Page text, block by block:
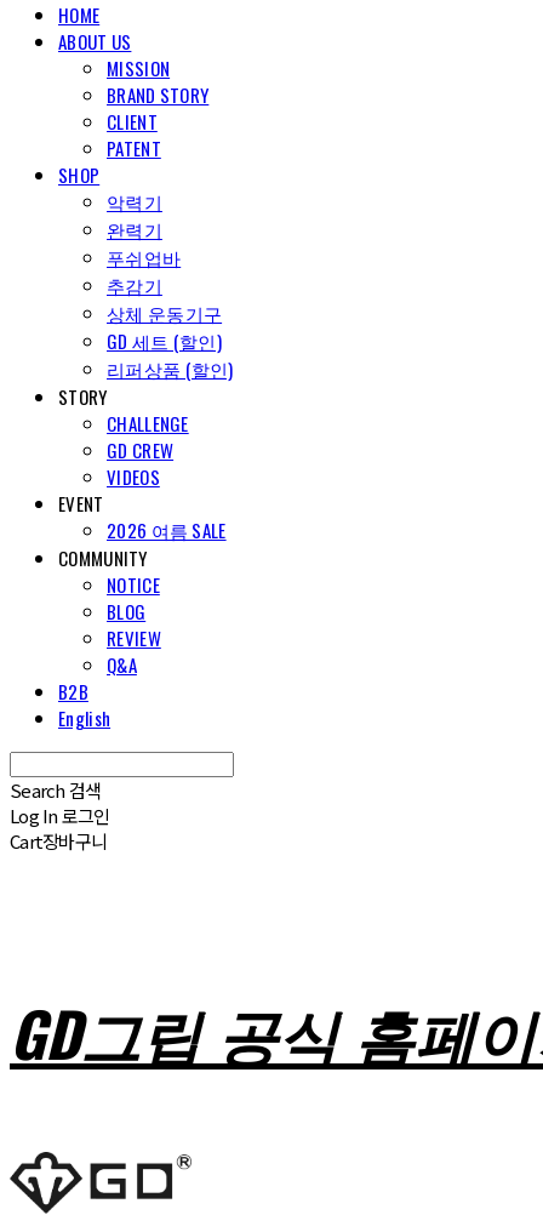
HOME
ABOUT US
MISSION
BRAND STORY
CLIENT
PATENT
SHOP
악력기
완력기
푸쉬업바
추감기
상체 운동기구
GD 세트 (할인)
리퍼상품 (할인)
STORY
CHALLENGE
GD CREW
VIDEOS
EVENT
2026 여름 SALE
COMMUNITY
NOTICE
BLOG
REVIEW
Q&A
B2B
English
Search 검색
Log In로그인
Cart장바구니
GD그립 공식 홈페